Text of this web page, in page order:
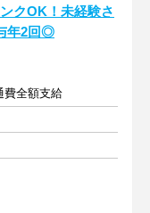
クOK！未経験さ
年2回◎
費全額支給